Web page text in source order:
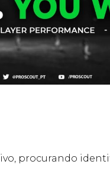
procurando